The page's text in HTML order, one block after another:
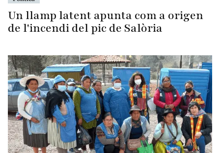
Un llamp latent apunta com a origen
de l'incendi del pic de Salòria